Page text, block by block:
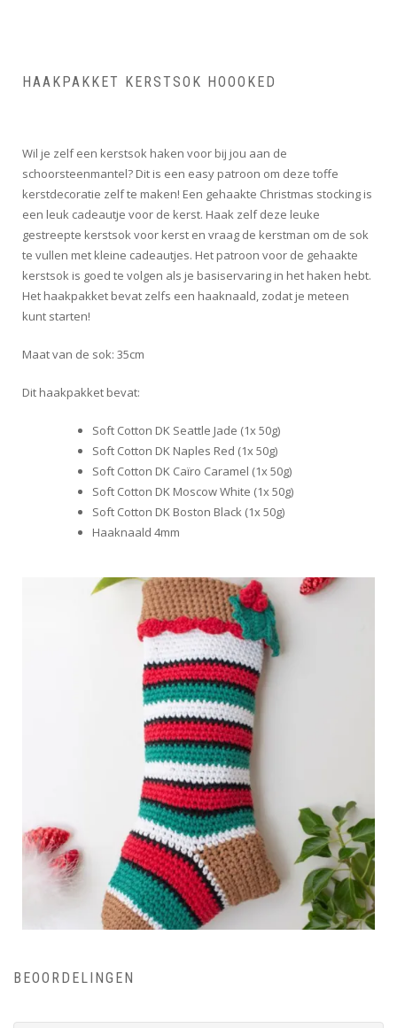
HAAKPAKKET KERSTSOK HOOOKED
Wil je zelf een kerstsok haken voor bij jou aan de
schoorsteenmantel? Dit is een easy patroon om deze toffe
kerstdecoratie zelf te maken! Een gehaakte Christmas stocking is
een leuk cadeautje voor de kerst. Haak zelf deze leuke
gestreepte kerstsok voor kerst en vraag de kerstman om de sok
te vullen met kleine cadeautjes. Het patroon voor de gehaakte
kerstsok is goed te volgen als je basiservaring in het haken hebt.
Het haakpakket bevat zelfs een haaknaald, zodat je meteen
kunt starten!
Maat van de sok: 35cm
Dit haakpakket bevat:
Soft Cotton DK Seattle Jade (1x 50g)
Soft Cotton DK Naples Red (1x 50g)
Soft Cotton DK Caïro Caramel (1x 50g)
Soft Cotton DK Moscow White (1x 50g)
Soft Cotton DK Boston Black (1x 50g)
Haaknaald 4mm
BEOORDELINGEN